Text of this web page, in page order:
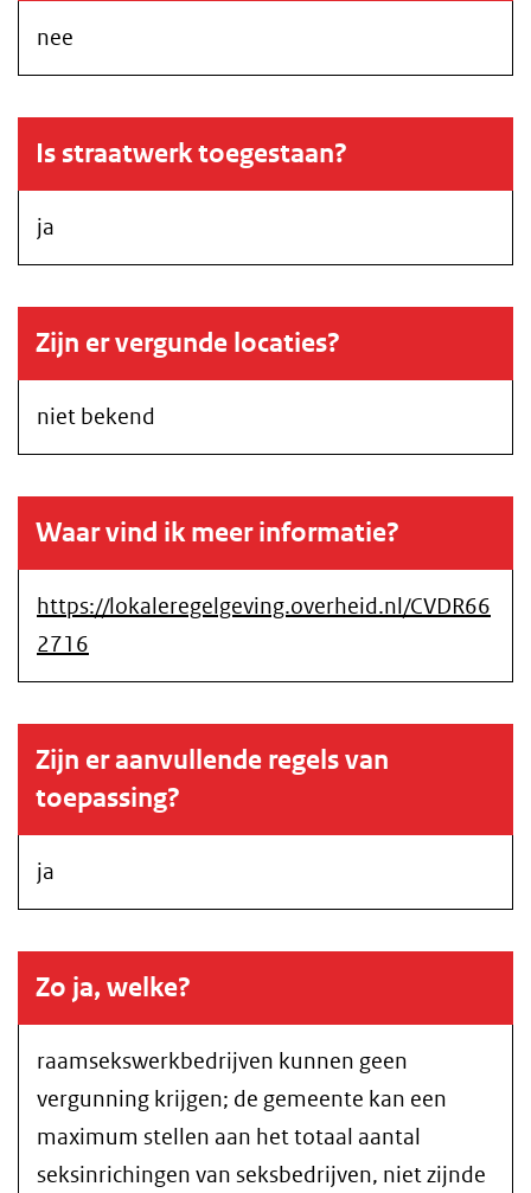
nee
Is straatwerk toegestaan?
ja
Zijn er vergunde locaties?
niet bekend
Waar vind ik meer informatie?
https://lokaleregelgeving.overheid.nl/CVDR66
2716
Zijn er aanvullende regels van
toepassing?
ja
Zo ja, welke?
raamsekswerkbedrijven kunnen geen
vergunning krijgen; de gemeente kan een
maximum stellen aan het totaal aantal
seksinrichingen van seksbedrijven, niet zijnde